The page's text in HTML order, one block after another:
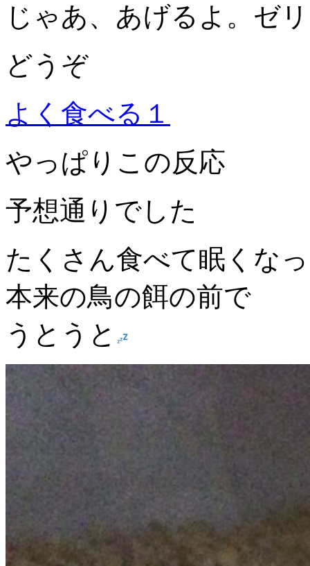
じゃあ、あげるよ。ゼ
どうぞ
よく食べる１
やっぱりこの反応
予想通りでした
たくさん食べて眠くな
本来の鳥の餌の前で
うとうと